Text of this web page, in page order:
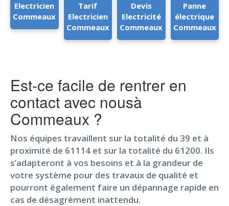
Electricien
Commeaux
Tarif
Electricien
Commeaux
Devis
Electricité
Commeaux
Panne
électrique
Commeaux
Est-ce facile de rentrer en
contact avec nousà
Commeaux ?
Nos équipes travaillent sur la totalité du 39 et à
proximité de 61114 et sur la totalité du 61200. Ils
s’adapteront à vos besoins et à la grandeur de
votre système pour des travaux de qualité et
pourront également faire un dépannage rapide en
cas de désagrément inattendu.